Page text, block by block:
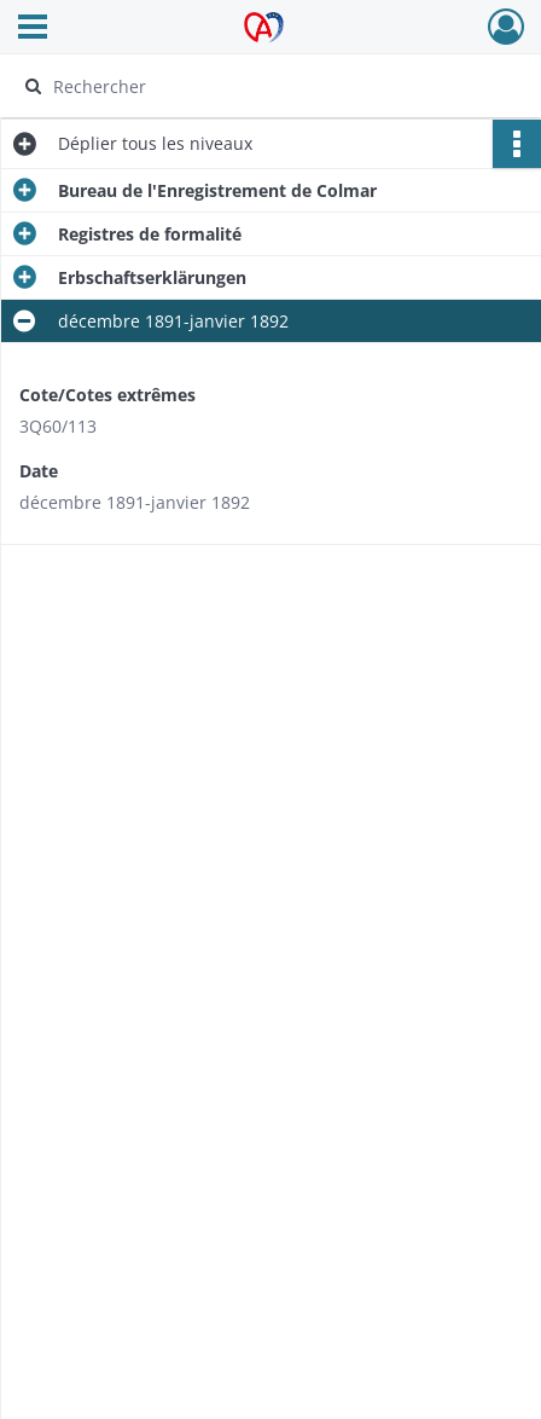
Archives Alsace - Colmar
Ouvrir le menu déroulant
Déplier tous les niveaux
Bureau de l'Enregistrement de Colmar
Registres de formalité
Erbschaftserklärungen
décembre 1891-janvier 1892
Cote/Cotes extrêmes
3Q60/113
Date
décembre 1891-janvier 1892